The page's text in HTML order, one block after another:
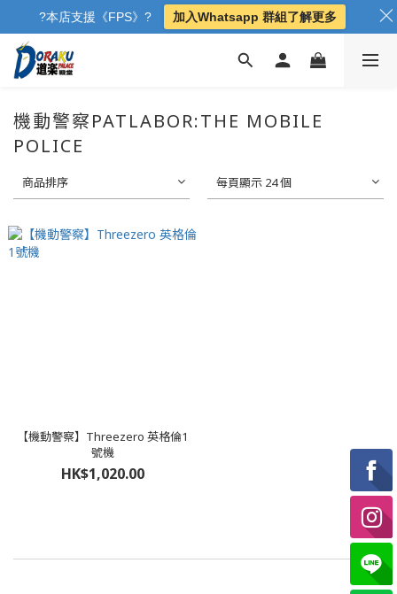
機動警察PATLABOR:THE MOBILE
POLICE
商品排序 每頁顯示 24 個
【機動警察】Threezero 英格倫1
號機
HK$1,020.00
?本店支援《FPS》? 加入Whatsapp 群組了解更多